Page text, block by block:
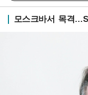
모스크바서 목격